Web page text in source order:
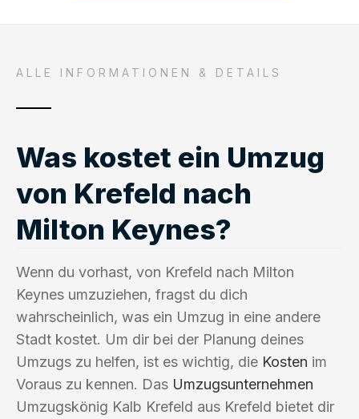
ALLE INFORMATIONEN & DETAILS
Was kostet ein Umzug
von Krefeld nach
Milton Keynes?
Wenn du vorhast, von Krefeld nach Milton
Keynes umzuziehen, fragst du dich
wahrscheinlich, was ein Umzug in eine andere
Stadt kostet. Um dir bei der Planung deines
Umzugs zu helfen, ist es wichtig, die Kosten im
Voraus zu kennen. Das Umzugsunternehmen
Umzugskönig Kalb Krefeld aus Krefeld bietet dir